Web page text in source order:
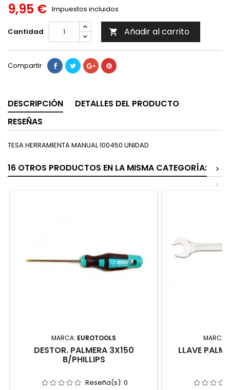
9,95 € Impuestos incluidos
Cantidad  Añadir al carrito
Compartir
DESCRIPCIÓN
DETALLES DEL PRODUCTO
RESEÑAS
TESA HERRAMIENTA MANUAL 100450 UNIDAD
16 OTROS PRODUCTOS EN LA MISMA CATEGORÍA:
>
<
MARCA: EUROTOOLS
DESTOR. PALMERA 3X150
B/PHILLIPS
Reseña(s): 0
MARCA:
LLAVE